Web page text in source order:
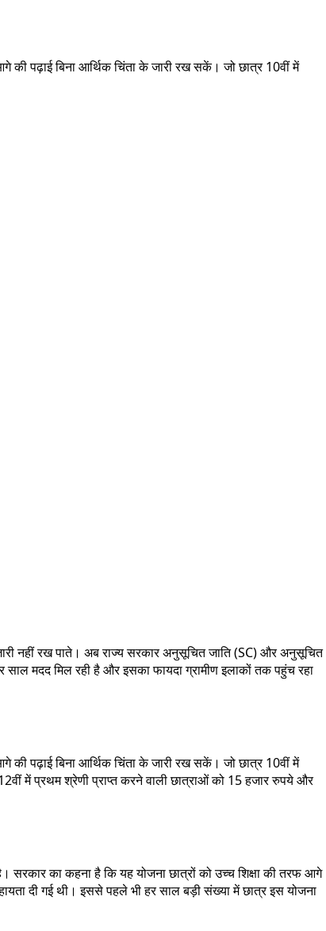
की पढ़ाई बिना आर्थिक चिंता के जारी रख सकें। जो छात्र 10वीं में
नहीं रख पाते। अब राज्य सरकार अनुसूचित जाति (SC) और अनुसूचित
साल मदद मिल रही है और इसका फायदा ग्रामीण इलाकों तक पहुंच रहा
की पढ़ाई बिना आर्थिक चिंता के जारी रख सकें। जो छात्र 10वीं में
में प्रथम श्रेणी प्राप्त करने वाली छात्राओं को 15 हजार रुपये और
सरकार का कहना है कि यह योजना छात्रों को उच्च शिक्षा की तरफ आगे
दी गई थी। इससे पहले भी हर साल बड़ी संख्या में छात्र इस योजना